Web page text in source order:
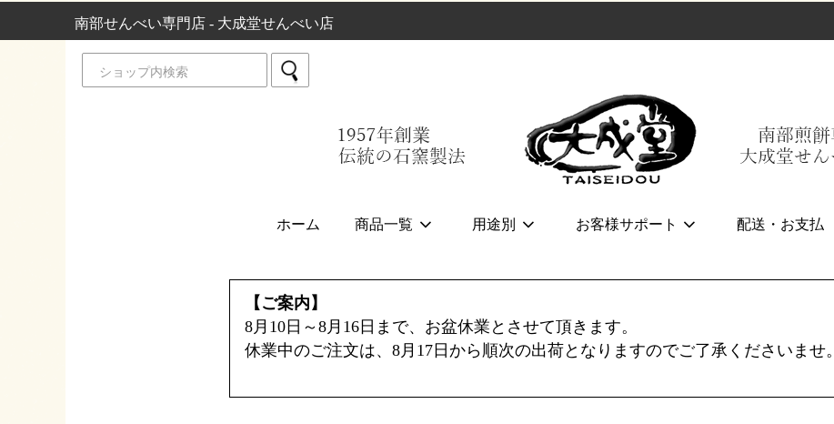
南部せんべい専門店 - 大成堂せんべい店
ホーム 商品一覧 用途別 お客様サポート 配送・お支払
【ご案内】
8月10日～8月16日まで、お盆休業とさせて頂きます。
休業中のご注文は、8月17日から順次の出荷となりますのでご了承くださいませ。